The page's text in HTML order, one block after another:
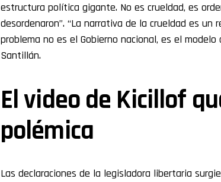
estructura política gigante. No es crueldad, es
desordenaron”. “La narrativa de la crueldad es
problema no es el Gobierno nacional, es el
Santillán.
El video de Kicillof
polémica
Las declaraciones de la legisladora libertaria